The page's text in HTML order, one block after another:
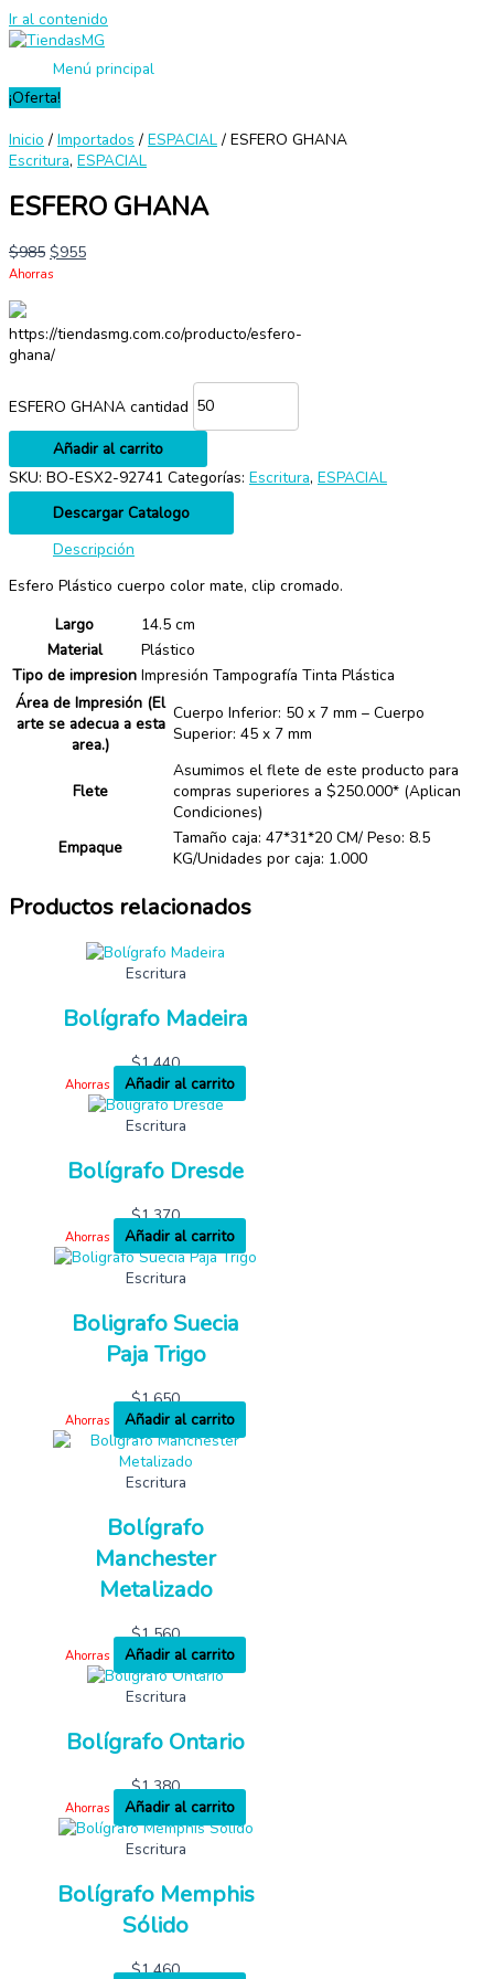
Ir al contenido
Menú principal
¡Oferta!
Inicio / Importados / ESPACIAL / ESFERO GHANA
Escritura, ESPACIAL
ESFERO GHANA
$985 $955
Ahorras
https://tiendasmg.com.co/producto/esfero-
ghana/
ESFERO GHANA cantidad
Añadir al carrito
SKU: BO-ESX2-92741 Categorías: Escritura, ESPACIAL
Descargar Catalogo
Descripción
Esfero Plástico cuerpo color mate, clip cromado.
Largo
14.5 cm
Material
Plástico
Tipo de impresion Impresión Tampografía Tinta Plástica
Área de Impresión (El
arte se adecua a esta
area.)
Cuerpo Inferior: 50 x 7 mm – Cuerpo
Superior: 45 x 7 mm
Flete
Asumimos el flete de este producto para
compras superiores a $250.000* (Aplican
Condiciones)
Empaque
Tamaño caja: 47*31*20 CM/ Peso: 8.5
KG/Unidades por caja: 1.000
Productos relacionados
Escritura
Bolígrafo Madeira
$1,440
Ahorras
Añadir al carrito
Escritura
Bolígrafo Dresde
$1,370
Ahorras
Añadir al carrito
Escritura
Boligrafo Suecia
Paja Trigo
$1,650
Ahorras Añadir al carrito
Escritura
Bolígrafo
Manchester
Metalizado
$1,560
Ahorras
Añadir al carrito
Escritura
Bolígrafo Ontario
$1,380
Ahorras
Añadir al carrito
Escritura
Bolígrafo Memphis
Sólido
$1,460